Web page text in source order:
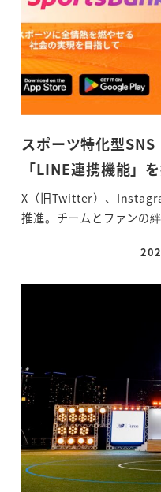
スポーツ特化型
「LINE連携機能」
X（旧Twitter）、
推進。チームとファンの
投稿